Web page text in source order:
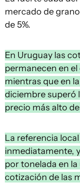
mercado de
de 5%.
En Uruguay las
permanecen en
mientras que en
diciembre superó
precio más alto
La referencia
inmediatamente,
por tonelada en
cotización de las